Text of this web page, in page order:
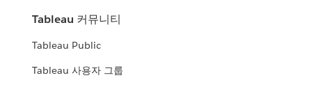
Tableau 커뮤니티
Tableau Public
Tableau 사용자 그룹